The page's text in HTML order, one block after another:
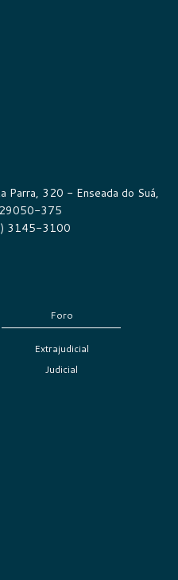
Parra, 320 - Enseada do Suá,
375
3145-3100
Foro
Extrajudicial
Judicial